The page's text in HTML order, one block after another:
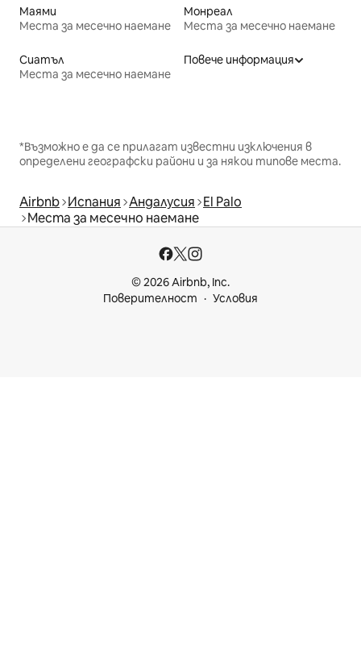
Маями
Места за месечно наемане
Монреал
Места за месечно наемане
Сиатъл
Места за месечно наемане
Повече информация
*Възможно е да се прилагат известни изключения в
определени географски райони и за някои типове места.
Airbnb Испания Андалусия El Palo
Места за месечно наемане
© 2026 Airbnb, Inc.
Поверителност
Условия